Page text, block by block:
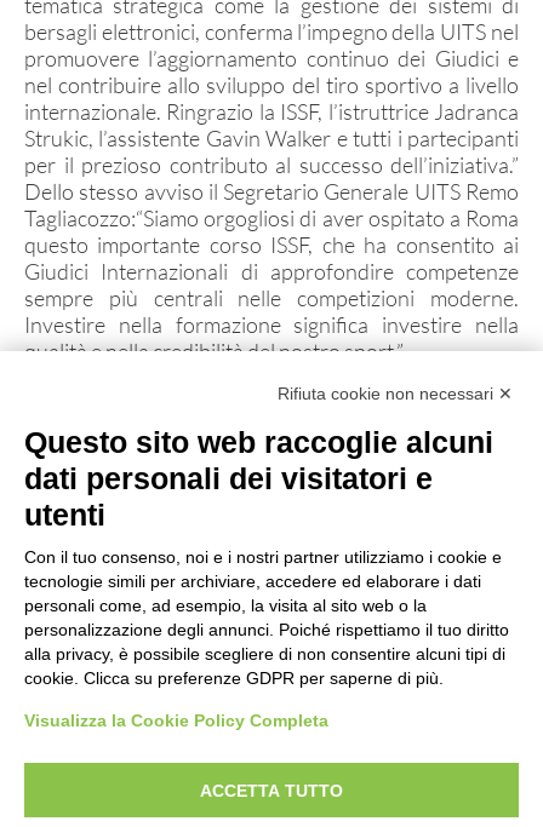
POLIGONI
Direttive Tecniche
Bozza Regolamento d'uso
Iter Progettazioni
GIUSTIZIA SPORTIVA
Provvedimenti 2021
NEWS
Corsi
bersagli elettronici, conferma l’impegno della UITS nel
promuovere l’aggiornamento continuo dei Giudici e
nel contribuire allo sviluppo del tiro sportivo a livello
internazionale. Ringrazio la ISSF, l’istruttrice Jadranca
Strukic, l’assistente Gavin Walker e tutti i partecipanti
per il prezioso contributo al successo dell’iniziativa.”
Dello stesso avviso il Segretario Generale UITS Remo
Tagliacozzo:“Siamo orgogliosi di aver ospitato a Roma
questo importante corso ISSF, che ha consentito ai
Giudici Internazionali di approfondire competenze
sempre più centrali nelle competizioni moderne.
Investire nella formazione significa investire nella
qualità e nella credibilità del nostro sport.”
Rifiuta cookie non necessari ✕
Questo sito web raccoglie alcuni
dati personali dei visitatori e
utenti
Con il tuo consenso, noi e i nostri partner utilizziamo i cookie e
tecnologie simili per archiviare, accedere ed elaborare i dati
personali come, ad esempio, la visita al sito web o la
personalizzazione degli annunci. Poiché rispettiamo il tuo diritto
alla privacy, è possibile scegliere di non consentire alcuni tipi di
cookie. Clicca su preferenze GDPR per saperne di più.
Visualizza la Cookie Policy Completa
ACCETTA TUTTO